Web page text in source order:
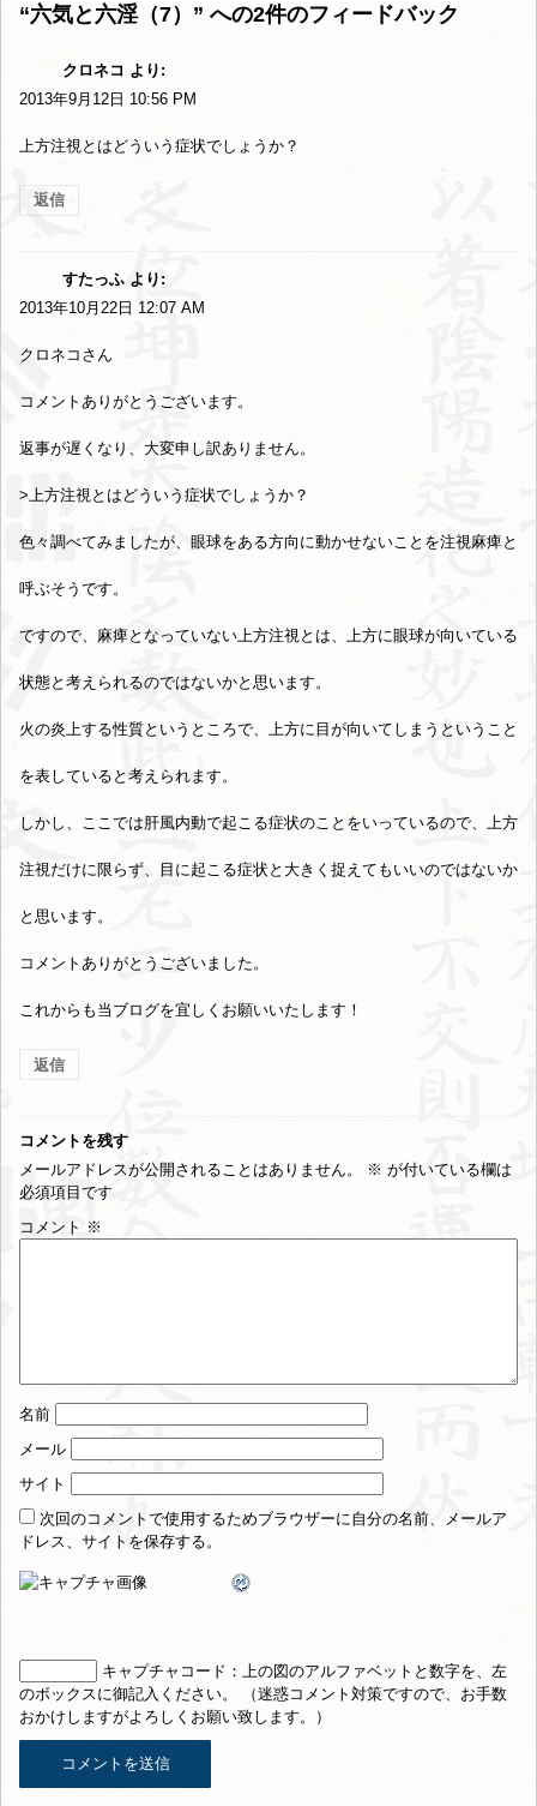
“六気と六淫（7）” への2件のフィードバック
クロネコ より:
2013年9月12日 10:56 PM
上方注視とはどういう症状でしょうか？
返信
すたっふ より:
2013年10月22日 12:07 AM
クロネコさん
コメントありがとうございます。
返事が遅くなり、大変申し訳ありません。
>上方注視とはどういう症状でしょうか？
色々調べてみましたが、眼球をある方向に動かせないことを注視麻痺と
呼ぶそうです。
ですので、麻痺となっていない上方注視とは、上方に眼球が向いている
状態と考えられるのではないかと思います。
火の炎上する性質というところで、上方に目が向いてしまうということ
を表していると考えられます。
しかし、ここでは肝風内動で起こる症状のことをいっているので、上方
注視だけに限らず、目に起こる症状と大きく捉えてもいいのではないか
と思います。
コメントありがとうございました。
これからも当ブログを宜しくお願いいたします！
返信
コメントを残す
メールアドレスが公開されることはありません。
※ が付いている欄は
必須項目です
コメント ※
名前
メール
サイト
次回のコメントで使用するためブラウザーに自分の名前、メールア
ドレス、サイトを保存する。
キャプチャコード ：上の図のアルファベットと数字を、左
のボックスに御記入ください。 （迷惑コメント対策ですので、お手数
おかけしますがよろしくお願い致します。）